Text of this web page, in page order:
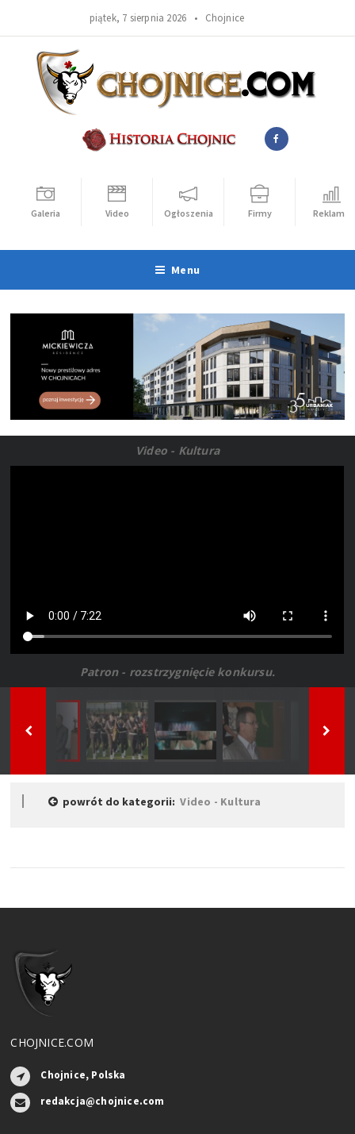
piątek, 7 sierpnia 2026 • Chojnice
Galeria Video Ogłoszenia Firmy Reklama
Menu
Video - Kultura
Patron - rozstrzygnięcie konkursu.
powrót do kategorii:Video - Kultura
CHOJNICE.COM
Chojnice, Polska
redakcja@chojnice.com